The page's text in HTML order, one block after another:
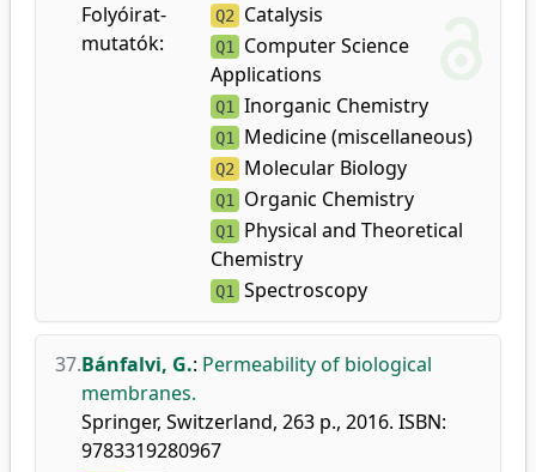
Folyóirat-
mutatók:
Q2 Catalysis
Q1
Computer Science
Applications
Q1 Inorganic Chemistry
Q1 Medicine (miscellaneous)
Q2 Molecular Biology
Q1 Organic Chemistry
Q1
Physical and Theoretical
Chemistry
Q1 Spectroscopy
37.Bánfalvi, G.: Permeability of biological
membranes.
Springer, Switzerland, 263 p., 2016. ISBN:
9783319280967